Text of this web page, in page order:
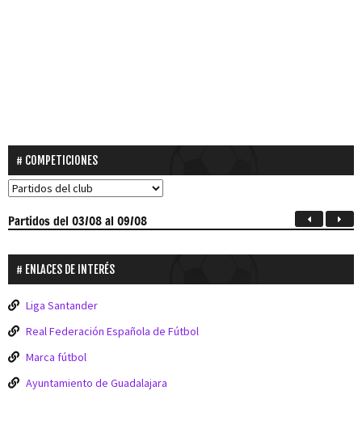
COMPETICIONES
Partidosdel 03/08 al 09/08
ENLACES DE INTERÉS
Liga Santander
Real Federación Española de Fútbol
Marca fútbol
Ayuntamiento de Guadalajara